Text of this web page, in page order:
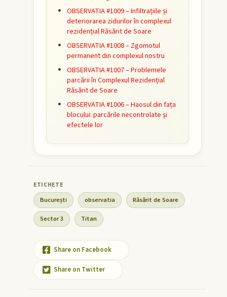
OBSERVATIA #1009 – Infiltrațiile și
deteriorarea zidurilor în complexul
rezidențial Răsărit de Soare
OBSERVATIA #1008 – Zgomotul
permanent din complexul nostru
OBSERVATIA #1007 – Problemele
parcării în Complexul Rezidențial
Răsărit de Soare
OBSERVATIA #1006 – Haosul din fața
blocului: parcările necontrolate și
efectele lor
București observatia Răsărit de Soare
Sector 3 Titan
Share on Facebook
Share on Twitter